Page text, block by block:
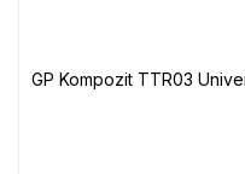
GP Kompozit TTR03